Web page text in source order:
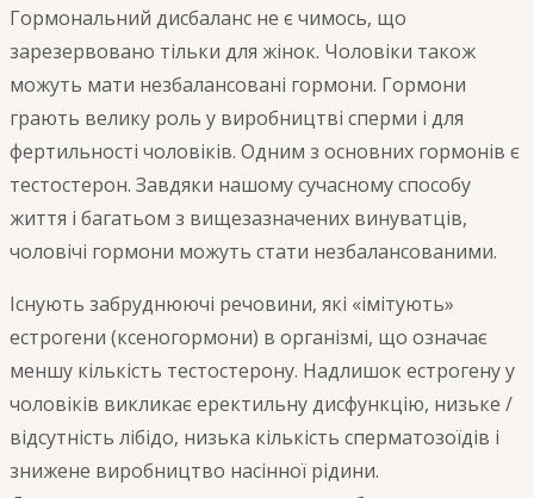
Гормональний дисбаланс не є чимось, що
зарезервовано тільки для жінок. Чоловіки також
можуть мати незбалансовані гормони. Гормони
грають велику роль у виробництві сперми і для
фертильності чоловіків. Одним з основних гормонів є
тестостерон. Завдяки нашому сучасному способу
життя і багатьом з вищезазначених винуватців,
чоловічі гормони можуть стати незбалансованими.
Існують забруднюючі речовини, які «імітують»
естрогени (ксеногормони) в організмі, що означає
меншу кількість тестостерону. Надлишок естрогену у
чоловіків викликає еректильну дисфункцію, низьке /
відсутність лібідо, низька кількість сперматозоїдів і
знижене виробництво насінної рідини.